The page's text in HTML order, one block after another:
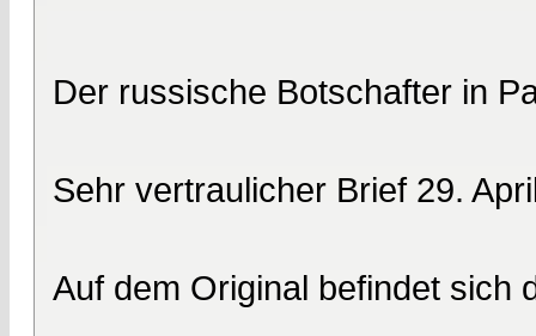
Der russische Botschafter in
Sehr vertraulicher Brief 29.
Auf dem Original befindet sich